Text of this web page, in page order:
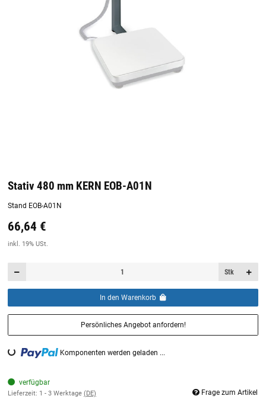
Stativ 480 mm KERN EOB-A01N
Stand EOB-A01N
Preis:19,44 €
66,64 €
inkl. 19% USt.
Stk
In den Warenkorb
Persönliches Angebot anfordern!
Loading... Komponenten werden geladen ...
verfügbar
Lieferzeit: 1 - 3 Werktage (DE) Frage zum Artikel